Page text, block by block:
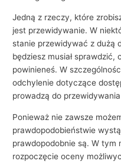
Jedną z rzeczy, które
jest przewidywanie. W
stanie przewidywać z dużą
będziesz musiał
powinieneś. W
odchylenie dotyczące
prowadzą do
Ponieważ nie zawsze
prawdopodobieństwie
prawdopodobnie są. W tym
rozpoczęcie oceny